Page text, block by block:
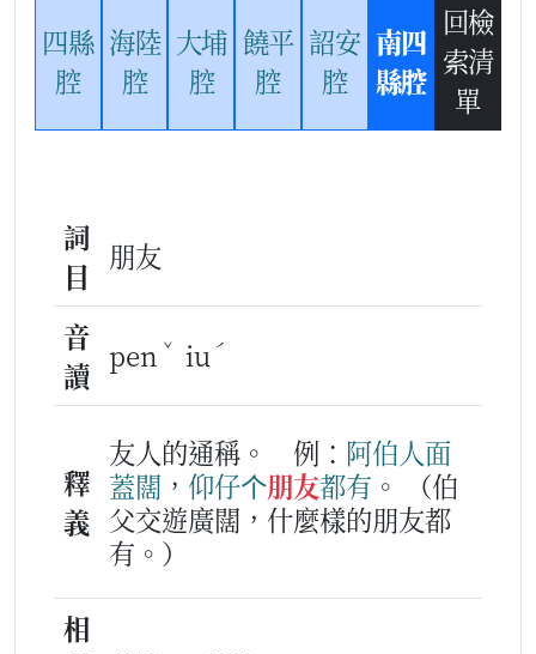
四縣
腔
海陸
腔
大埔
腔
饒平
腔
詔安
腔
南四
縣腔
回檢
索清
單
詞
目
朋友
音
讀
pen ˇ iu ˊ
釋
義
友人的通稱。 例： 阿伯人面
蓋闊 ， 仰仔个朋友都有 。
（伯
父交遊廣闊，什麼樣的朋友都
有。）
相